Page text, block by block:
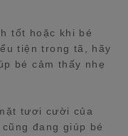
tốt hoặc khi bé
tiện trong tã, hãy
bé cảm thấy nhẹ
tươi cười của
đang giúp bé